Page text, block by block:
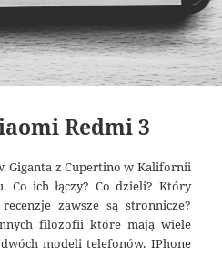
Redmi 3
Giganta z Cupertino w Kalifornii
Co ich łączy? Co dzieli? Który
zawsze są stronnicze?
filozofii które mają wiele
modeli telefonów. IPhone